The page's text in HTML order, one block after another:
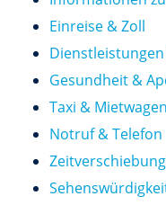
Einreise & Zoll
Gesundheit &
Taxi & Mietwagen
Notruf & Telefon